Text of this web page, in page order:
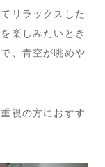
リラックスした
楽しみたいとき
、青空が眺めや
視の方におすす